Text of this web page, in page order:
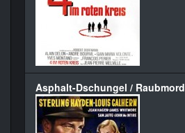
Asphalt-Dschungel / Raubmord